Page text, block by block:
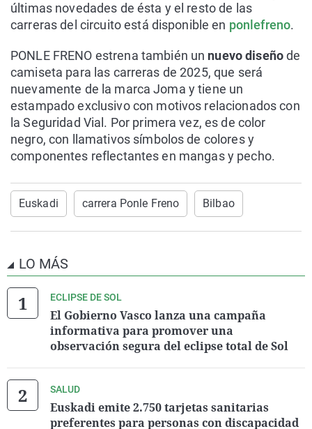
últimas novedades de ésta y el resto de las
carreras del circuito está disponible en ponlefreno.
PONLE FRENO estrena también un nuevo diseñode
camiseta para las carreras de 2025, que será
nuevamente de la marca Joma y tiene un
estampado exclusivo con motivos relacionados con
la Seguridad Vial. Por primera vez, es de color
negro, con llamativos símbolos de colores y
componentes reflectantes en mangas y pecho.
Euskadi carrera Ponle Freno Bilbao
LO MÁS
ECLIPSE DE SOL
El Gobierno Vasco lanza una campaña
informativa para promover una
observación segura del eclipse total de Sol
SALUD
Euskadi emite 2.750 tarjetas sanitarias
preferentes para personas con discapacidad